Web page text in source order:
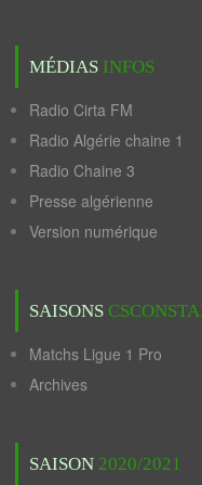
MÉDIAS INFOS
Radio Cirta FM
Radio Algérie chaine 1
Radio Chaine 3
Presse algérienne
Version numérique
SAISONS
Matchs Ligue 1 Pro
Archives
SAISON 2020/2021